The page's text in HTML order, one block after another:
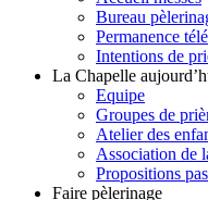
Bureau
Permanence
Intentions de
La Chapelle
Equipe
Groupes de
Atelier des
Association de
Propositions
Faire pèlerinage